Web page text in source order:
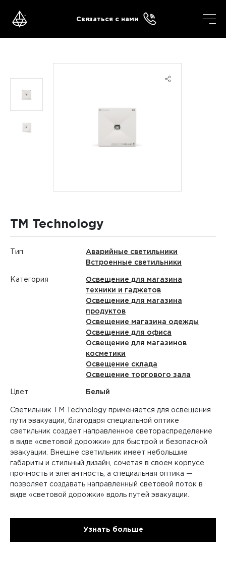
content
Связаться с нами
TM Technology
Тип
Аварийные светильники
Встроенные светильники
Категория
Освещение для магазина
техники и гаджетов
Освещение для магазина
продуктов
Освещение магазина одежды
Освещение для офиса
Освещение для магазинов
косметики
Освещение склада
Освещение торгового зала
Цвет Белый
Светильник TM Technology применяется для освещения
пути эвакуации, благодаря специальной оптике
светильник создает направленное светораспределение
в виде «световой дорожки» для быстрой и безопасной
эвакуации. Внешне светильник имеет небольшие
габариты и стильный дизайн, сочетая в своем корпусе
прочность и элегантность, а специальная оптика —
позволяет создавать направленный световой поток в
виде «световой дорожки» вдоль путей эвакуации.
Узнать больше